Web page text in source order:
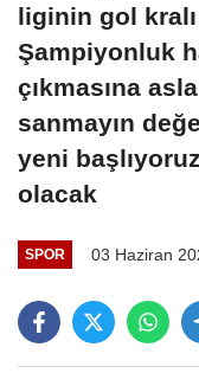
liginin gol
Şampiyonluk
çıkmasına
sanmayın
yeni
olacak
SPOR 03 Haziran